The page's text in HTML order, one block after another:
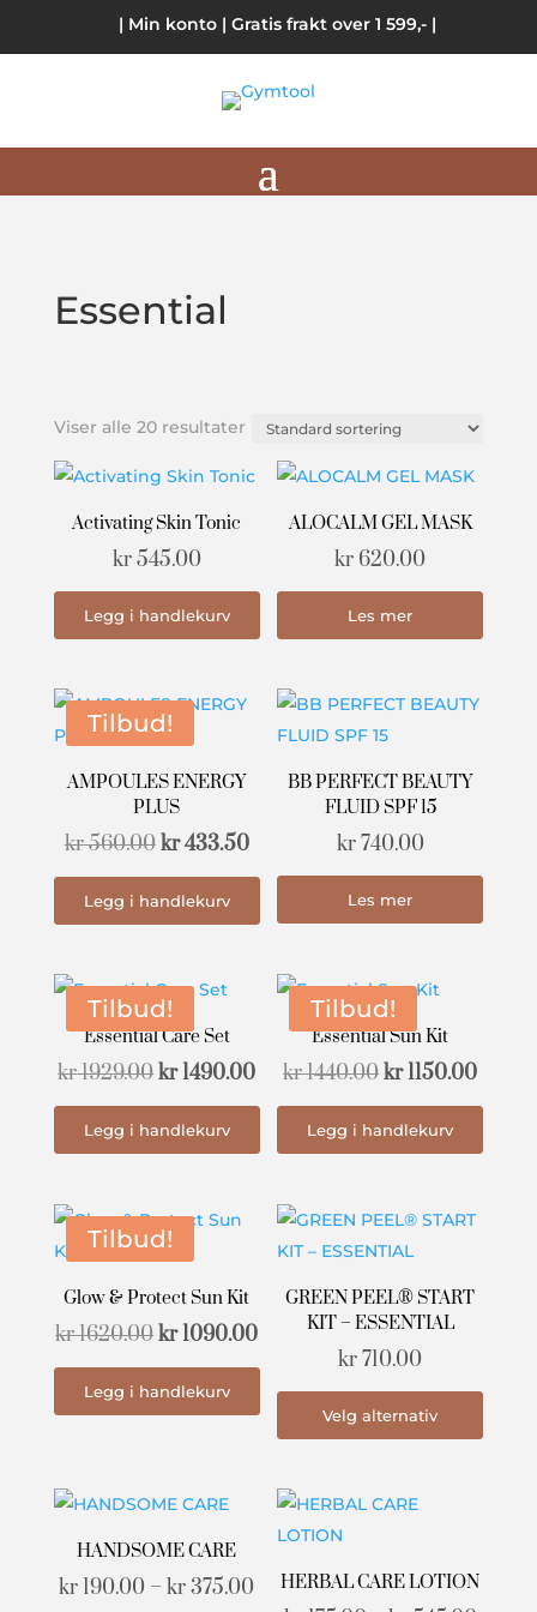
| Min konto| Gratis frakt over 1 599,- |
Essential
Viser alle 20 resultater
Activating Skin Tonic
kr545.00
Legg i handlekurv
ALOCALM GEL MASK
kr 620.00
Les mer
Tilbud!
AMPOULES ENERGY
PLUS
kr560.00Opprinnelig
pris
var:
kr433.50Nåværende
pris
Legg i handlekurv
BB PERFECT BEAUTY
FLUID SPF 15
kr740.00
Les mer
Tilbud!
Essential Care Set
kr1929.00Opprinnelig
pris
var:
kr1490.00Nåværende
pris
Legg i handlekurv
Tilbud!
Essential Sun Kit
kr1440.00Opprinnelig
pris
var:
kr1150.00
pris
Legg i handlekurv
Tilbud!
Glow & Protect Sun Kit
kr1620.00Opprinnelig
pris
var:
kr1090.00Nåværende
pris
er:
kr 1090.00.
Legg i handlekurv
GREEN PEEL® START
KIT – ESSENTIAL
kr710.00
Velg alternativ
Dette
HANDSOME CARE
kr 190.00 – kr375.00Prisområde:
HERBAL CARE LOTION